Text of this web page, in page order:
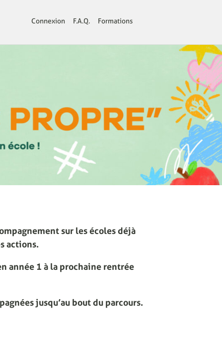
Connexion F.A.Q. Formations
sur les écoles déjà
actions.
année 1 à la prochaine rentrée
jusqu’au bout du parcours.